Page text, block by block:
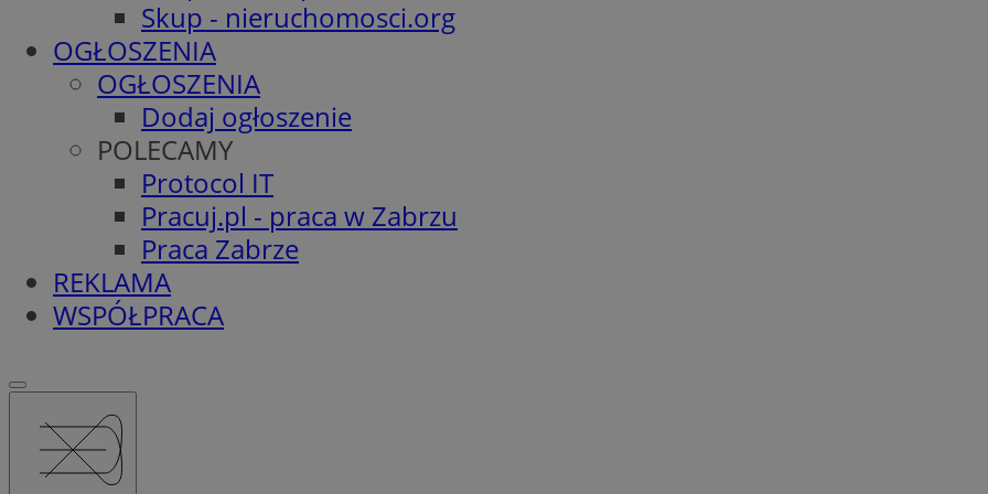
Skup - nieruchomosci.org
OGŁOSZENIA
OGŁOSZENIA
Dodaj ogłoszenie
POLECAMY
Protocol IT
Pracuj.pl - praca w Zabrzu
Praca Zabrze
REKLAMA
WSPÓŁPRACA